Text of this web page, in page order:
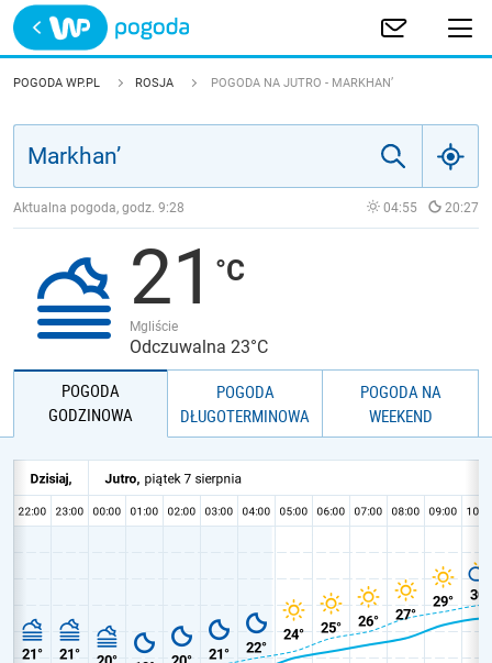
Trwa ładowanie
POLSKA
JAKOŚĆ POWIETRZA
POGODA WP.PL ROSJA POGODA NA JUTRO - MARKHAN’
Aktualna pogoda, godz. 9:28 04:55 20:27
21
Mgliście
Odczuwalna 23°C
POGODA
GODZINOWA
POGODA
DŁUGOTERMINOWA
POGODA NA
WEEKEND